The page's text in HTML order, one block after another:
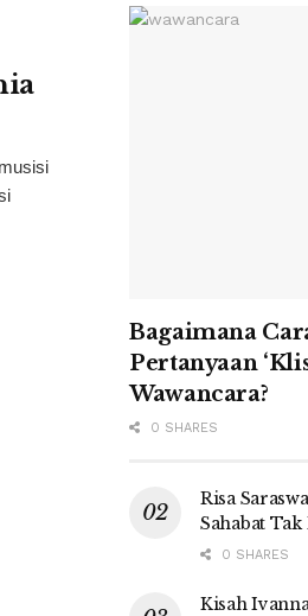
Bagaimana
Pertanyaan
Wawancara?
0 SHARES
Risa
Sahabat
0 SHARES
Kisah